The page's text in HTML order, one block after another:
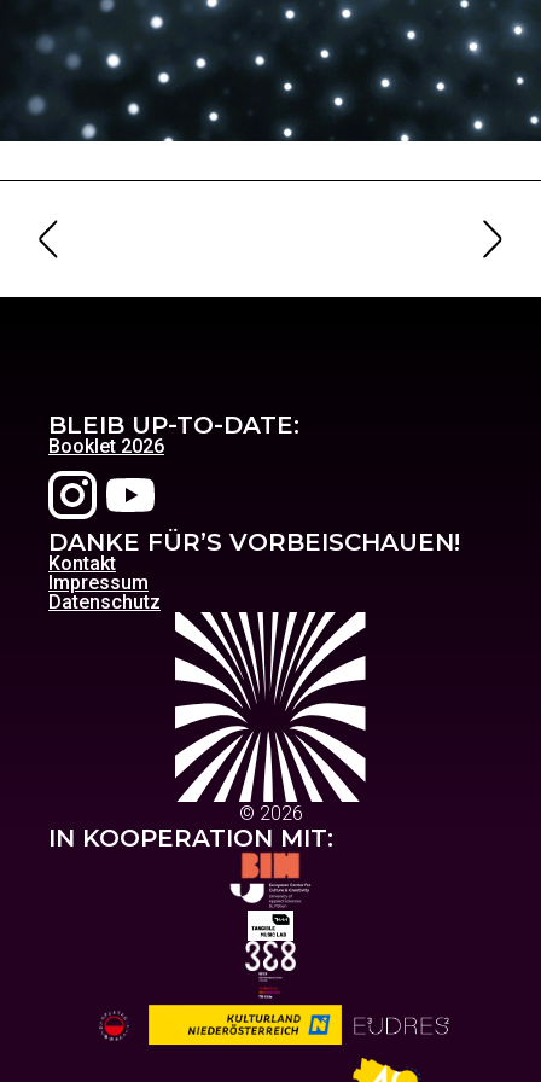
BLEIB UP-TO-DATE:
Booklet 2026
DANKE FÜR’S VORBEISCHAUEN!
Kontakt
Impressum
Datenschutz
© 2026
IN KOOPERATION MIT: